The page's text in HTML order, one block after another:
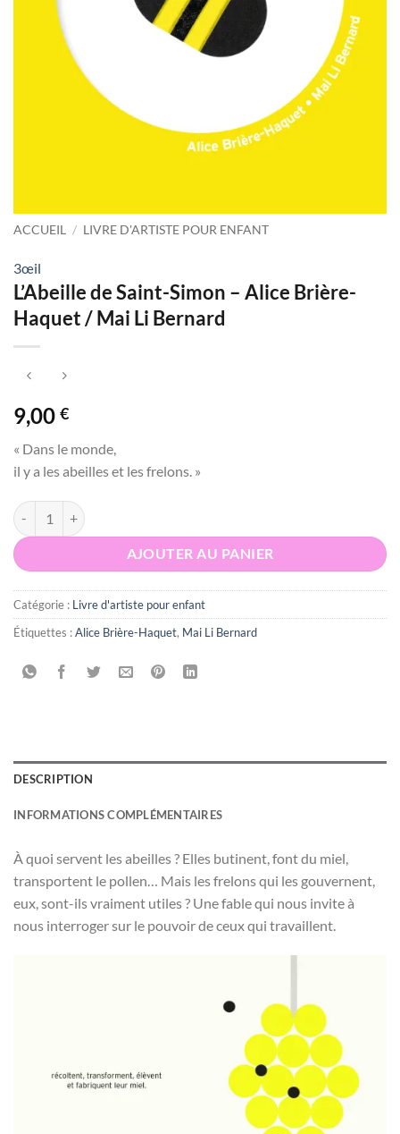
ACCUEIL / LIVRE D'ARTISTE POUR ENFANT
3œil
L’Abeille de Saint-Simon – Alice Brière-
Haquet / Mai Li Bernard
9,00 €
« Dans le monde,
il y a les abeilles et les frelons. »
quantité de L'Abeille de Saint-Simon - Alice Brière-Haquet / Mai Li
AJOUTER AU PANIER
Catégorie : Livre d'artiste pour enfant
Étiquettes :Alice Brière-Haquet, Mai Li Bernard
DESCRIPTION
INFORMATIONS COMPLÉMENTAIRES
À quoi servent les abeilles ? Elles butinent, font du miel,
transportent le pollen… Mais les frelons qui les gouvernent,
eux, sont-ils vraiment utiles ? Une fable qui nous invite à
nous interroger sur le pouvoir de ceux qui travaillent.